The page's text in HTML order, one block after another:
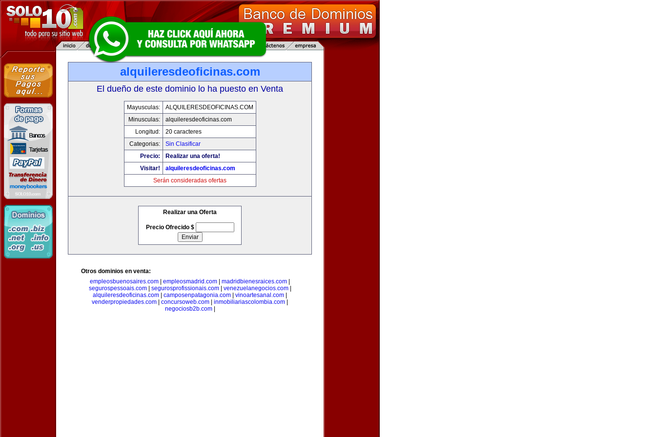
alquileresdeoficinas.com
El dueño de este dominio lo ha puesto en Venta
Mayusculas:
ALQUILERESDEOFICINAS.COM
Minusculas:
alquileresdeoficinas.com
Longitud:
20 caracteres
Categorias:
Sin Clasificar
Precio:
Realizar una oferta!
Visitar!
alquileresdeoficinas.com
Serán consideradas ofertas
Realizar una Oferta
Precio Ofrecido $
Otros dominios en venta:
empleosbuenosaires.com
empleosmadrid.com madridbienesraices.com
segurospessoais.com| segurosprofissionais.com| venezuelanegocios.com|
alquileresdeoficinas.com
camposenpatagonia.com vinoartesanal.com
venderpropiedades.com
concursoweb.com inmobiliariascolombia.com
negociosb2b.com|